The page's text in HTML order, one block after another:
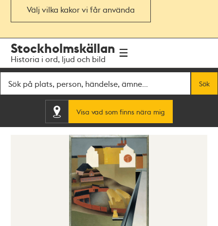
Välj vilka kakor vi får använda
navigationen
huvudinnehållet
Stockholmskällan
Historia i ord, ljud och bild
Sök
Visa vad som finns nära mig